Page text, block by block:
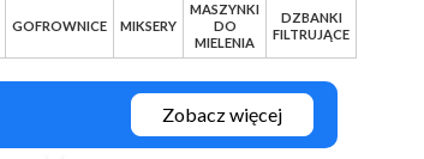
GOFROWNICE MIKSERY
MASZYNKI
DO
MIELENIA
DZBANKI
FILTRUJĄCE
Zobacz więcej